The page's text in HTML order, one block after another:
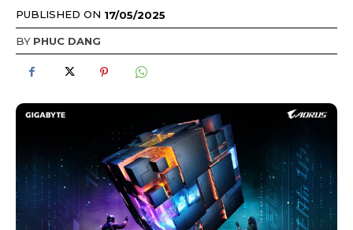
PUBLISHED ON 17/05/2025
BY PHUC DANG